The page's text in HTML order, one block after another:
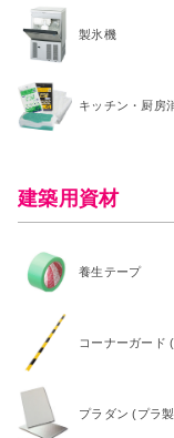
製氷機
キッチン・厨房
建築用資材
養生テープ
コーナーガード
プラダン (プラ